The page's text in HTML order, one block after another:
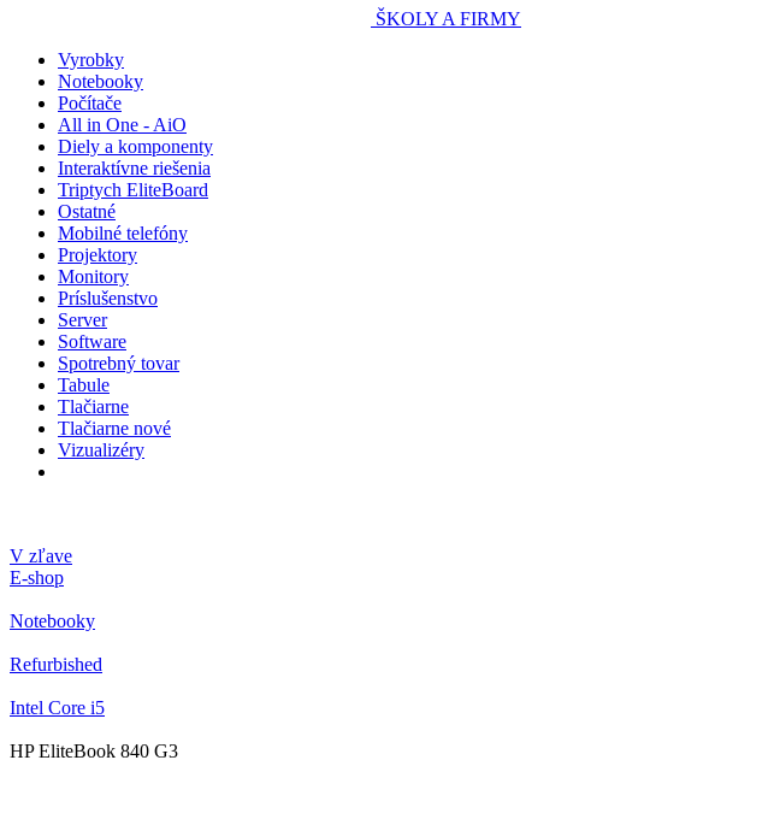
ŠKOLY A FIRMY
Vyrobky
Notebooky
Počítače
All in One - AiO
Diely a komponenty
Interaktívne riešenia
Triptych EliteBoard
Ostatné
Mobilné telefóny
Projektory
Monitory
Príslušenstvo
Server
Software
Spotrebný tovar
Tabule
Tlačiarne
Tlačiarne nové
Vizualizéry
V zľave
E-shop
Notebooky
Refurbished
Intel Core i5
HP EliteBook 840 G3